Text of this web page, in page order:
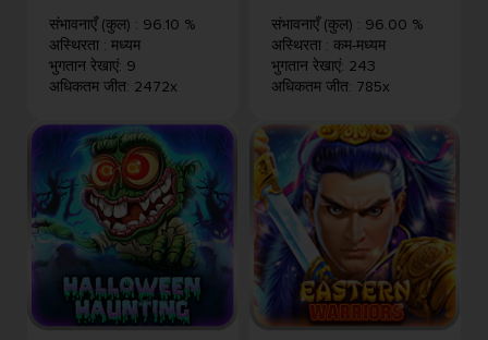
संभावनाएँ (कुल) : 96.10 %
अस्थिरता : मध्यम
भुगतान रेखाएं: 9
अधिकतम जीत: 2472x
संभावनाएँ (कुल) : 96.00 %
अस्थिरता : कम-मध्यम
भुगतान रेखाएं: 243
अधिकतम जीत: 785x